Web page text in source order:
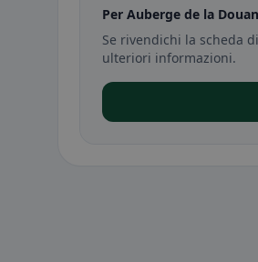
Per Auberge de la
Se rivendichi la scheda
ulteriori informazioni.